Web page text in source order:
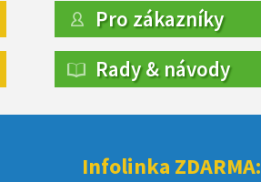
Pro zákazníky
Rady & návody
Infolinka ZDARMA: